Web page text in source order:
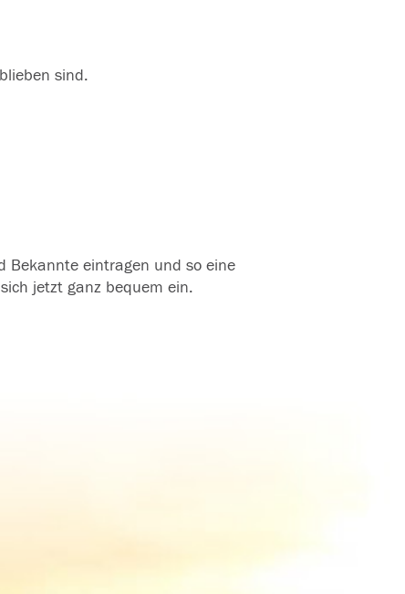
sind.
Bekannte eintragen und so eine
jetzt ganz bequem ein.